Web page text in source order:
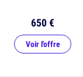
650 €
Voir l'offre